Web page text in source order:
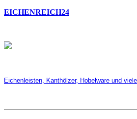
EICHENREICH24
Eichenleisten, Kanthölzer, Hobelware und